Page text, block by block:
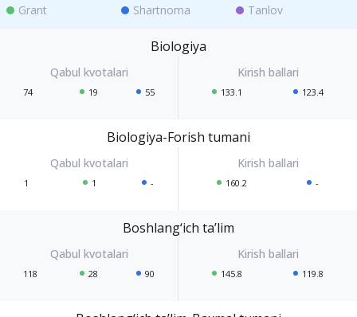
Grant Shartnoma Tanlov
Biologiya
74 19 55 133.1 123.4
Biologiya-Forish tumani
1 1 - 160.2 -
Boshlang‘ich ta’lim
118 28 90 145.8 119.8